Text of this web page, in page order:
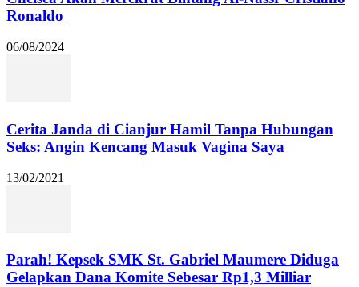
Ronaldo
06/08/2024
Cerita Janda di Cianjur Hamil Tanpa Hubungan
Seks: Angin Kencang Masuk Vagina Saya
13/02/2021
Parah! Kepsek SMK St. Gabriel Maumere Diduga
Gelapkan Dana Komite Sebesar Rp1,3 Milliar